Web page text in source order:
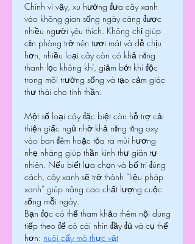
Chính vì vậy, xu hướng đưa cây xanh
vào không gian sống ngày càng được
nhiều người yêu thích. Không chỉ giúp
căn phòng trở nên tươi mát và dễ chịu
hơn, nhiều loại cây còn có khả năng
thanh lọc không khí, giảm bớt khí độc
trong môi trường sống và tạo cảm giác
thư thái cho tinh thần.
Một số loại cây đặc biệt còn hỗ trợ cải
thiện giấc ngủ nhờ khả năng tăng oxy
vào ban đêm hoặc tỏa ra mùi hương
nhẹ nhàng giúp thần kinh thư giãn tự
nhiên. Nếu biết lựa chọn và bố trí đúng
cách, cây xanh sẽ trở thành “liệu pháp
xanh” giúp nâng cao chất lượng cuộc
sống mỗi ngày.
Bạn đọc có thể tham khảo thêm nội dung
tiếp theo để có cái nhìn đầy đủ và cụ thể
hơn: nuôi cấy mô thực vật